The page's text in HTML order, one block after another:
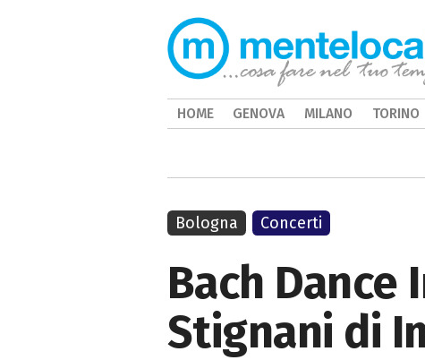
Bach Dance
Stignani di
Bologna Concerti
HOME GENOVA MILANO TORINO